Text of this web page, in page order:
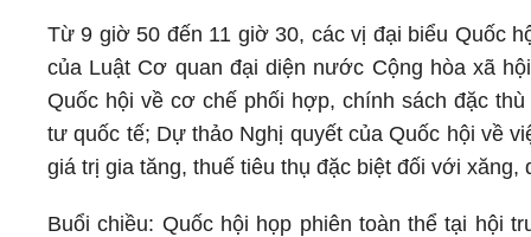
Từ 9 giờ 50 đến 11 giờ 30, các vị đại biểu Quốc
của Luật Cơ quan đại diện nước Cộng hòa xã
Quốc hội về cơ chế phối hợp, chính sách đặc
tư quốc tế; Dự thảo Nghị quyết của Quốc hội về
giá trị gia tăng, thuế tiêu thụ đặc biệt đối với xăng,
Buổi chiều: Quốc hội họp phiên toàn thể tại hội